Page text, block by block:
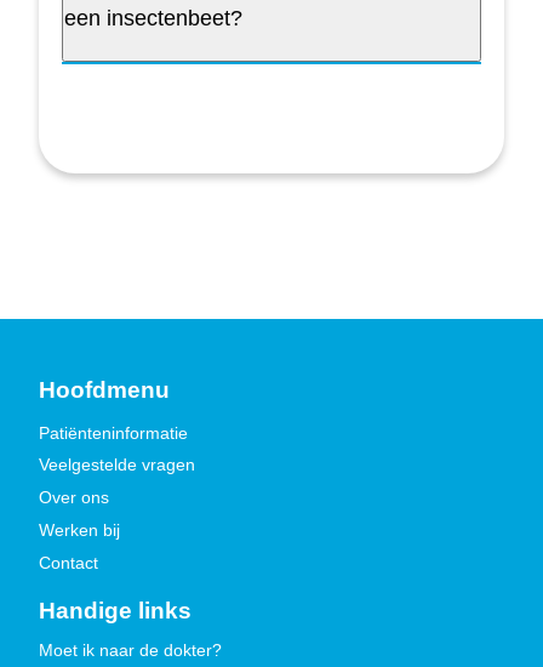
een insectenbeet?
Hoofdmenu
Patiënteninformatie
Veelgestelde vragen
Over ons
Werken bij
Contact
Handige links
Moet ik naar de dokter?